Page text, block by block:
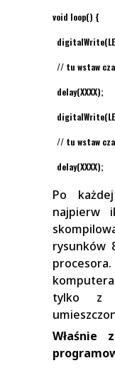
void loop() {
// tu wstaw
delay(XXXX
// tu wstaw
delay(XXXX
Po
najpierw
rysunków
procesora.
tylko z
Właśnie